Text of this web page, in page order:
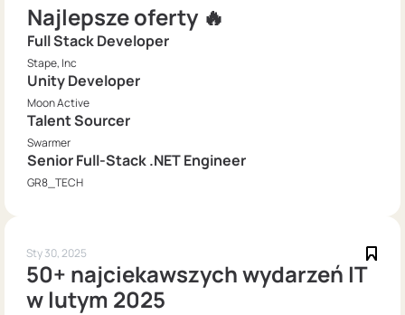
Najlepsze oferty 🔥
Full Stack Developer
Stape, Inc
Unity Developer
Moon Active
Talent Sourcer
Swarmer
Senior Full-Stack .NET Engineer
GR8_TECH
Sty 30, 2025
50+ najciekawszych wydarzeń IT
w lutym 2025